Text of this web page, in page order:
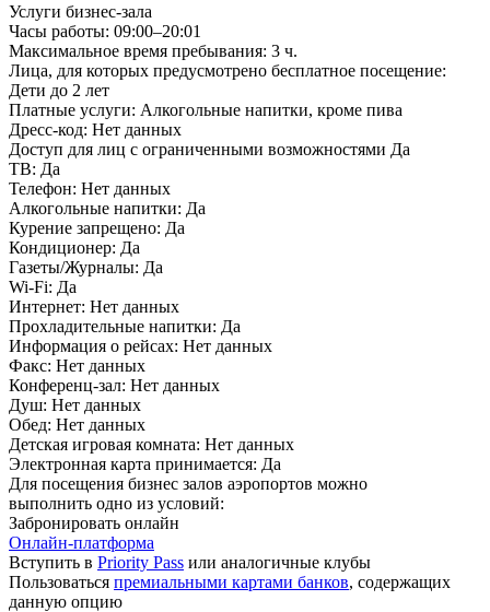
Услуги бизнес-зала
Часы работы: 09:00–20:01
Максимальное время пребывания: 3 ч.
Лица, для которых предусмотрено бесплатное посещение:
Дети до 2 лет
Платные услуги: Алкогольные напитки, кроме пива
Дресс-код: Нет данных
Доступ для лиц с ограниченными возможностями Да
ТВ: Да
Телефон: Нет данных
Алкогольные напитки: Да
Курение запрещено: Да
Кондиционер: Да
Газеты/Журналы: Да
Wi-Fi: Да
Интернет: Нет данных
Прохладительные напитки: Да
Информация о рейсах: Нет данных
Факс: Нет данных
Конференц-зал: Нет данных
Душ: Нет данных
Обед: Нет данных
Детская игровая комната: Нет данных
Электронная карта принимается: Да
Для посещения бизнес залов аэропортов можно
выполнить одно из условий:
Забронировать онлайн
Онлайн-платформа
Вступить в Priority Pass или аналогичные клубы
Пользоваться премиальными картами банков, содержащих
данную опцию